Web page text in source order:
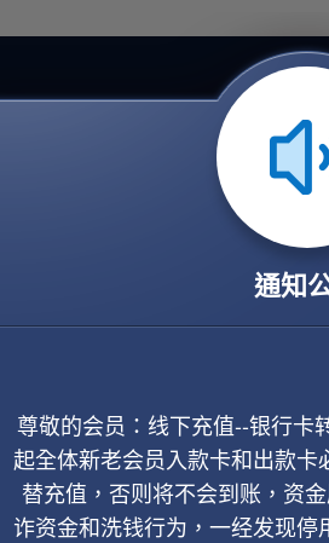
通知
尊敬的会员：线下充值--银行卡
起全体新老会员入款卡和出款
替充值，否则将不会到账，资
诈资金和洗钱行为，一经发现